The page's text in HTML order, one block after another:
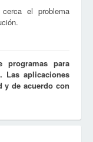
el problema
programas para
Las aplicaciones
y de acuerdo con